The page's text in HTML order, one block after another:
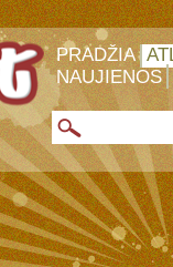
PRADŽIA
NAUJIENOS